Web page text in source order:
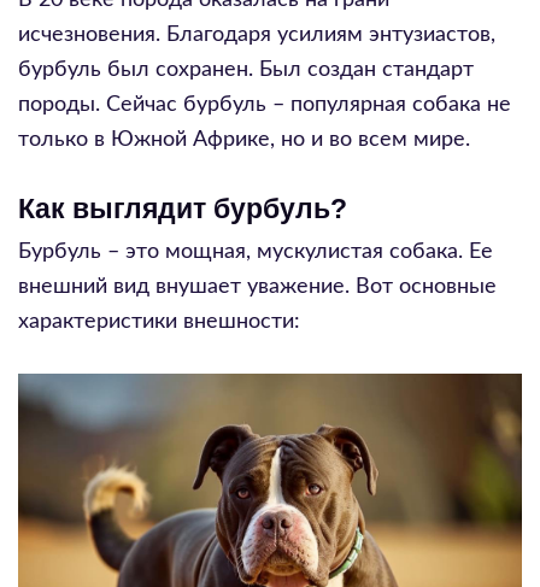
исчезновения. Благодаря усилиям энтузиастов,
бурбуль был сохранен. Был создан стандарт
породы. Сейчас бурбуль – популярная собака не
только в Южной Африке, но и во всем мире.
Как выглядит бурбуль?
Бурбуль – это мощная, мускулистая собака. Ее
внешний вид внушает уважение. Вот основные
характеристики внешности: